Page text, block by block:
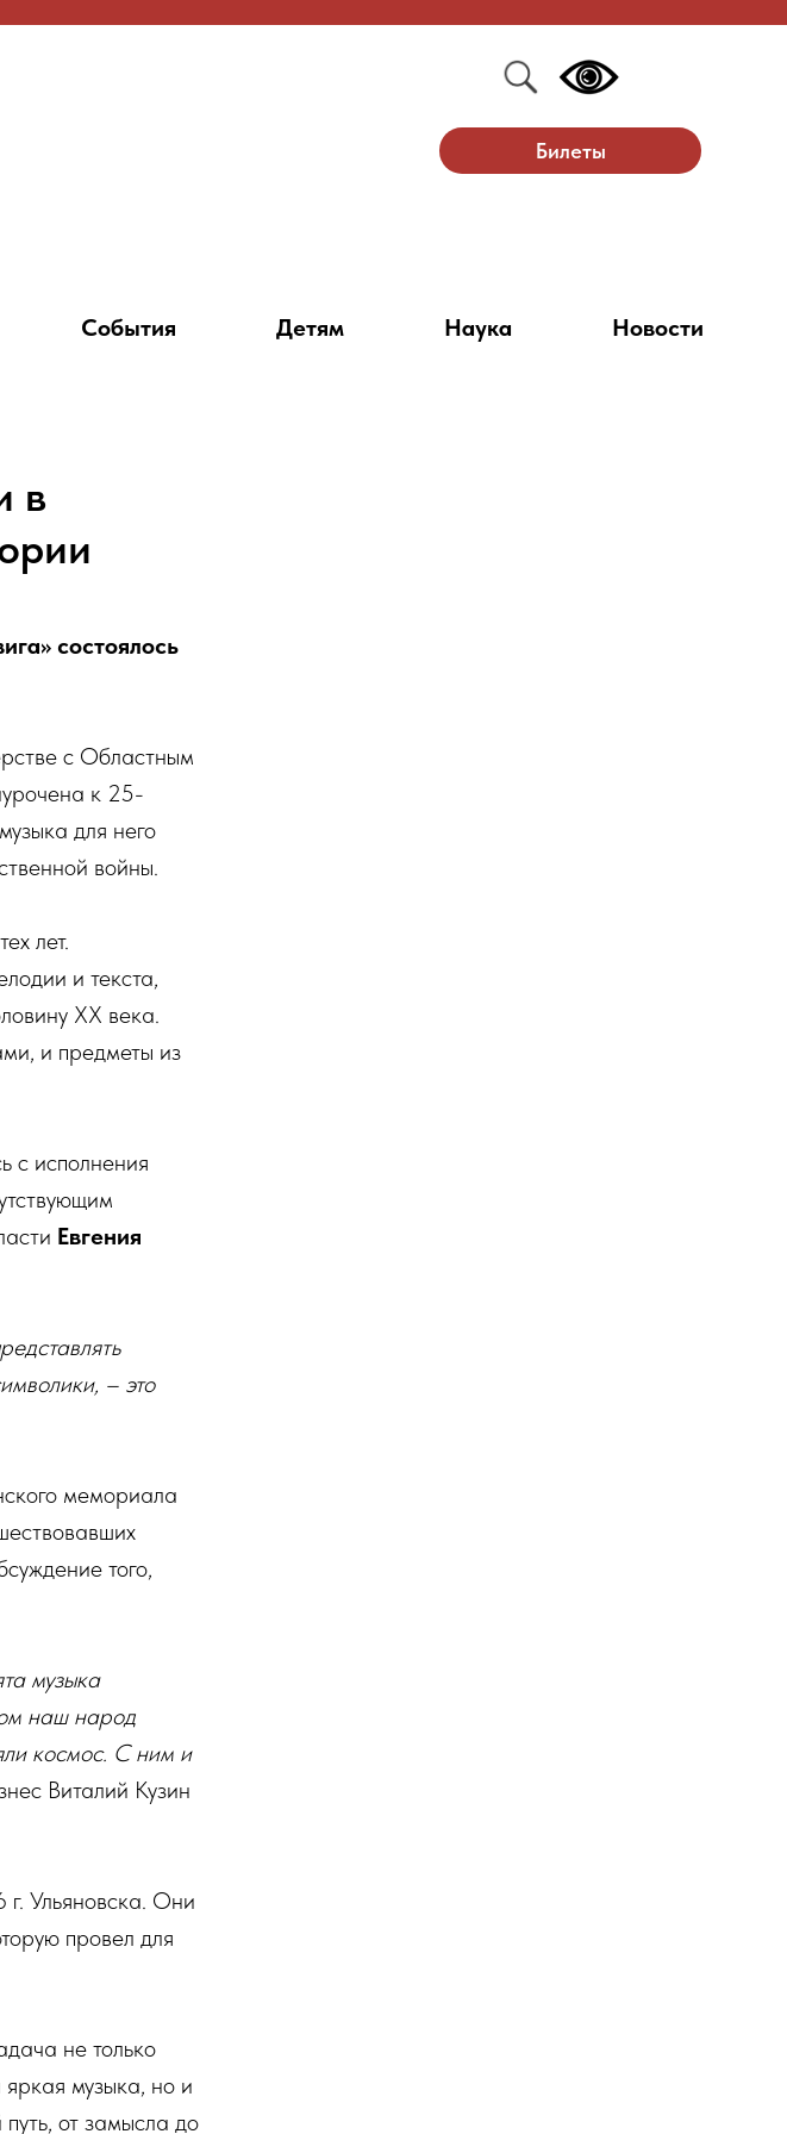
Билеты
События Детям Наука Новости
в
состоялось
с Областным
к 25-
для него
войны.
лет.
и текста,
ХХ века.
и предметы из
с исполнения
Евгения
– это
мемориала
того,
музыка
наш народ
космос. С ним и
Виталий Кузин
Ульяновска. Они
провел для
не только
музыка, но и
от замысла до